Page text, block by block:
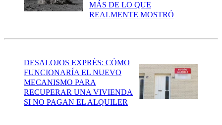
MÁS DE LO QUE
REALMENTE MOSTRÓ
DESALOJOS EXPRÉS: CÓMO
FUNCIONARÍA EL NUEVO
MECANISMO PARA
RECUPERAR UNA VIVIENDA
SI NO PAGAN EL ALQUILER